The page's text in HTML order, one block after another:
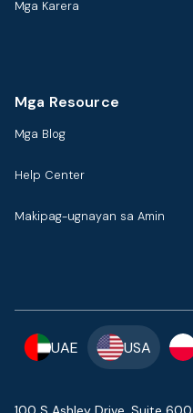
Mga Karera
Mga Resource
Mga Blog
Help Center
Makipag-ugnayan sa Amin
UAE USA